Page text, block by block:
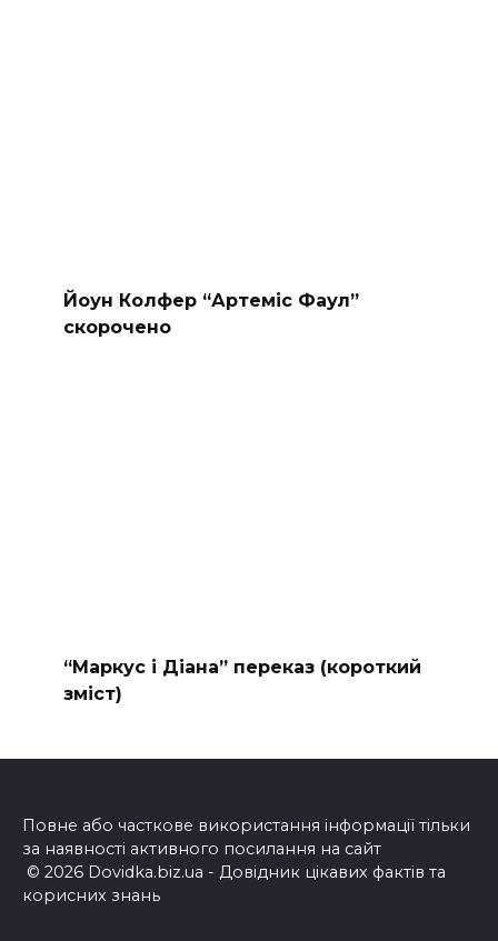
Йоун Колфер “Артеміс Фаул”
скорочено
“Маркус і Діана” переказ (короткий
зміст)
Повне або часткове використання інформації тільки
за наявності активного посилання на сайт
© 2026 Dovidka.biz.ua - Довідник цікавих фактів та
корисних знань